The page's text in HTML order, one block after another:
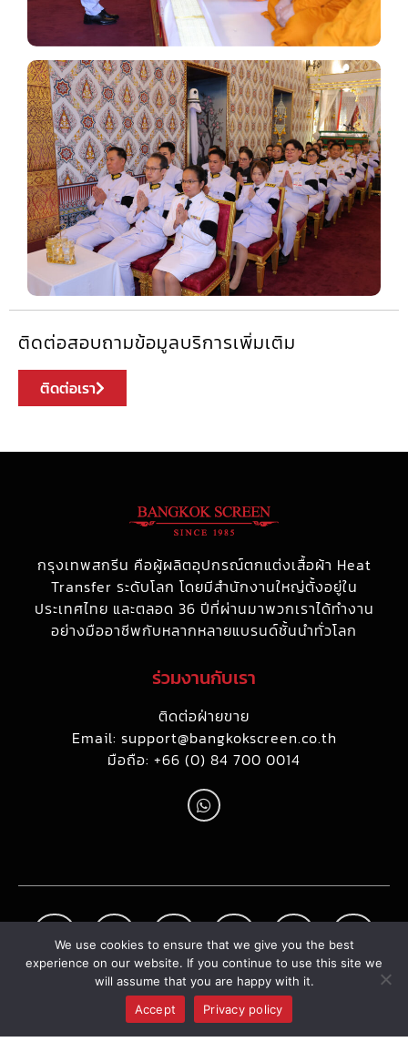
ติดต่อสอบถามข้อมูลบริการเพิ่มเติม
ติดต่อเรา
กรุงเทพสกรีน คือผู้ผลิตอุปกรณ์ตกแต่งเสื้อผ้า Heat
Transfer ระดับโลก โดยมีสำนักงานใหญ่ตั้งอยู่ใน
ประเทศไทย และตลอด 36 ปีที่ผ่านมาพวกเราได้ทำงาน
อย่างมืออาชีพกับหลากหลายแบรนด์ชั้นนำทั่วโลก
ร่วมงานกับเรา
ติดต่อฝ่ายขาย
Email: support@bangkokscreen.co.th
มือถือ: +66 (0) 84 700 0014
We use cookies to ensure that we give you the best
experience on our website. If you continue to use this site we
will assume that you are happy with it.
Accept
Privacy policy